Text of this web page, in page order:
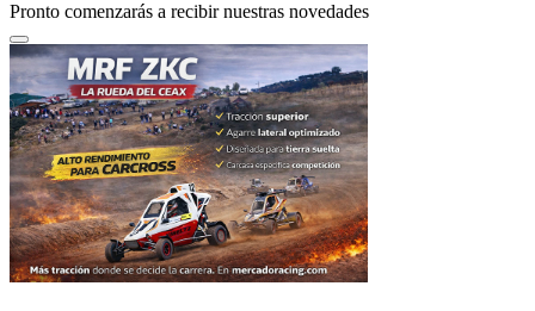
Pronto comenzarás a recibir nuestras novedades